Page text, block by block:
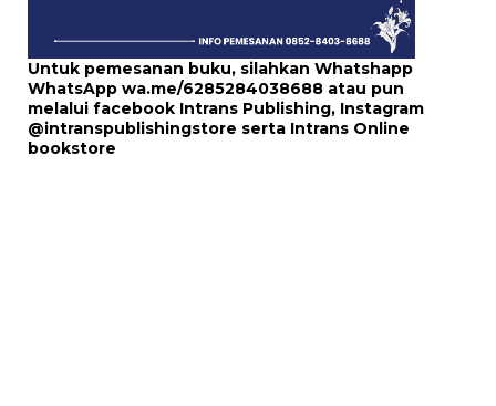
Untuk pemesanan buku, silahkan Whatshapp
WhatsApp wa.me/6285284038688 atau pun
melalui facebook Intrans Publishing, Instagram
@intranspublishingstore serta Intrans Online
bookstore